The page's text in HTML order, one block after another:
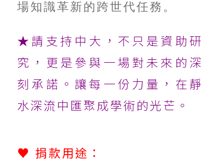
場知識革新的跨世代任務。
★請支持中大，不只是資助研
究，更是參與一場對未來的深
刻承諾。讓每一份力量，在靜
水深流中匯聚成學術的光芒。
♥ 捐款用途：